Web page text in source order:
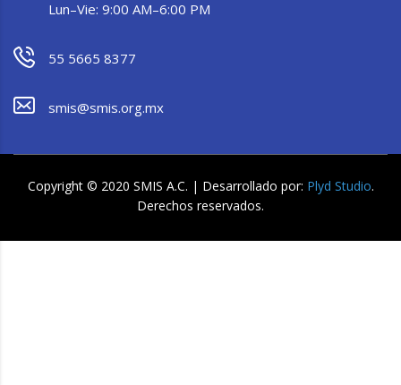
Lun–Vie: 9:00 AM–6:00 PM
55 5665 8377
smis@smis.org.mx
Copyright © 2020 SMIS A.C. | Desarrollado por: Plyd Studio.
Derechos reservados.